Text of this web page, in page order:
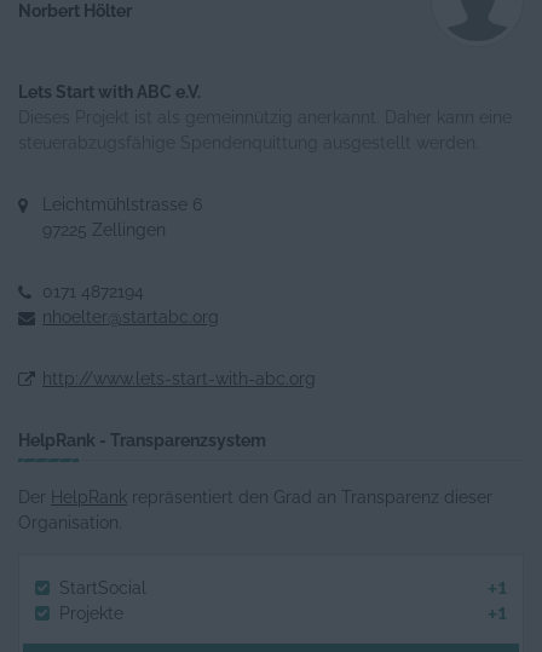
Norbert Hölter
Lets Start with ABC e.V.
Leichtmühlstrasse 6
97225 Zellingen
0171 4872194
nhoelter@startabc.org
http://www.lets-start-with-abc.org
HelpRank - Transparenzsystem
Der HelpRank repräsentiert den Grad an Transparenz dieser
Organisation.
StartSocial +1
Projekte +1